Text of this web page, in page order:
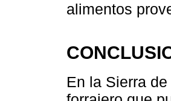
alimentos
En la Sierra